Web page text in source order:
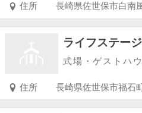
住所
ライフステー
式場・ゲストハ
住所 長崎県佐世保市福石